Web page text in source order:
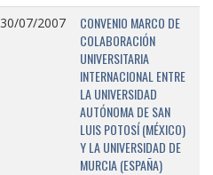
30/07/2007
CONVENIO MARCO DE
COLABORACIÓN
UNIVERSITARIA
INTERNACIONAL ENTRE
LA UNIVERSIDAD
AUTÓNOMA DE SAN
LUIS POTOSÍ (MÉXICO)
Y LA UNIVERSIDAD DE
MURCIA (ESPAÑA)